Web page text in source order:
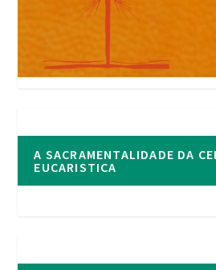
A SACRAMENTALIDADE DA
EUCARISTICA